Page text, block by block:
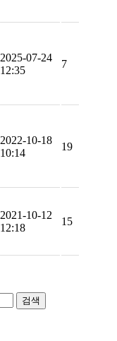
2025-07-24
12:35
7
2022-10-18
10:14
19
2021-10-12
12:18
15
검색